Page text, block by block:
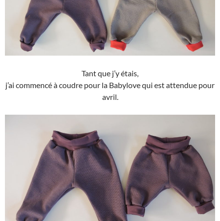
Tant que j’y étais,
j’ai commencé à coudre pour la Babylove qui est attendue pour
avril.